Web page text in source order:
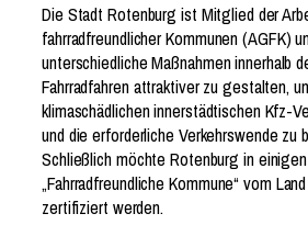
Die Stadt Rotenburg ist Mitglied der
fahrradfreundlicher Kommunen (AGFK)
unterschiedliche Maßnahmen innerhalb
Fahrradfahren attraktiver zu gestalten,
klimaschädlichen innerstädtischen Kfz-
und die erforderliche Verkehrswende zu
Schließlich möchte Rotenburg in
„Fahrradfreundliche Kommune“ vom
zertifiziert werden.